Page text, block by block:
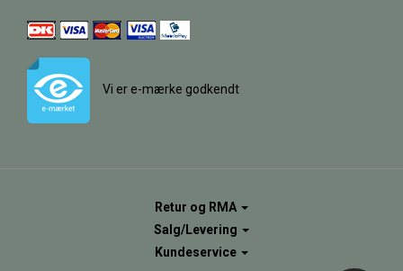
Vi er e-mærke godkendt
Retur og RMA
Salg/Levering
Kundeservice